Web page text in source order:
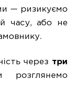
— ризикуємо
часу, або не
через три